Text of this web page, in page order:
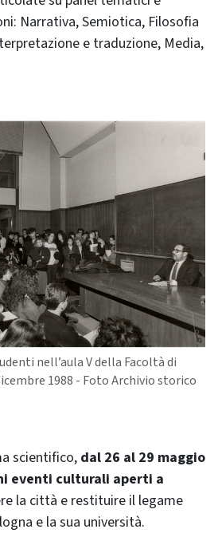
Narrativa, Semiotica, Filosofia
e traduzione, Media,
nell’aula V della Facoltà di
1988 - Foto Archivio storico
scientifico, dal 26 al 29 maggio
eventi culturali aperti a
la città e restituire il legame
e la sua università.